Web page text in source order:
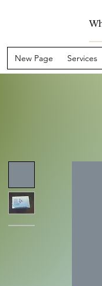
New Page Services